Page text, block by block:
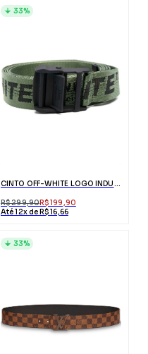
CINTO OFF-WHITE LOGO INDUSTRIAL VERDE
R$ 299,90R$ 199,90
Até 12x de R$ 16,66
33%
33%